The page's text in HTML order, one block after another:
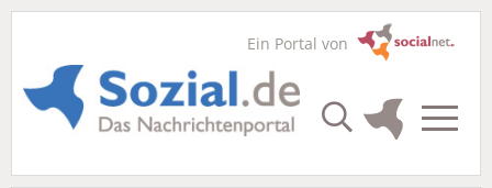
Ein Portal von